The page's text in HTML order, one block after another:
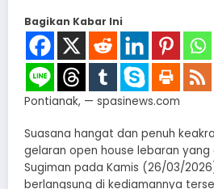
Bagikan Kabar Ini
Pontianak, — spasinews.com
Suasana hangat dan penuh
gelaran open house lebaran yang
Sugiman pada Kamis (26/03/
berlangsung di kediamannya